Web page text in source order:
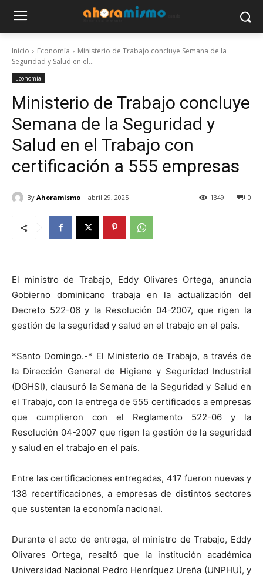
Inicio Economía
Ministerio de Trabajo concluye Semana de la
Seguridad y Salud en el...
Economía
Ministerio de Trabajo concluye
Semana de la Seguridad y
Salud en el Trabajo con
certificación a 555 empresas
By Ahoramismo abril 29, 2025 0
1349
El ministro de Trabajo, Eddy Olivares Ortega, anuncia
Gobierno dominicano trabaja en la actualización del
Decreto 522-06 y la Resolución 04-2007, que rigen la
gestión de la seguridad y salud en el trabajo en el país.
*Santo Domingo.-* El Ministerio de Trabajo, a través de
la Dirección General de Higiene y Seguridad Industrial
(DGHSI), clausuró la Semana de la Seguridad y Salud en
el Trabajo, con la entrega de 555 certificados a empresas
que cumplieron con el Reglamento 522-06 y la
Resolución 04-2007 que rigen la gestión de la seguridad
y salud en el trabajo en el país.
Entre las certificaciones entregadas, 417 fueron nuevas y
138 recertificaciones, a empresas de distintos sectores
que sustentan la economía nacional.
Durante el acto de entrega, el ministro de Trabajo, Eddy
Olivares Ortega, resaltó que la institución académica
Universidad Nacional Pedro Henríquez Ureña (UNPHU), y